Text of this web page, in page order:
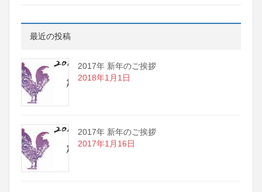
最近の投稿
2017年 新年のご挨拶
2018年1月1日
2017年 新年のご挨拶
2017年1月16日